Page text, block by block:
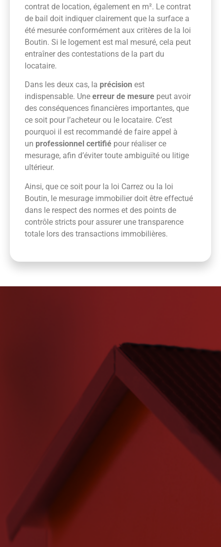
contrat de location, également en m². Le contrat
de bail doit indiquer clairement que la surface a
été mesurée conformément aux critères de la loi
Boutin. Si le logement est mal mesuré, cela peut
entraîner des contestations de la part du
locataire.
Dans les deux cas, la précision est
indispensable. Une erreur de mesure peut avoir
des conséquences financières importantes, que
ce soit pour l’acheteur ou le locataire. C’est
pourquoi il est recommandé de faire appel à
un professionnel certifié pour réaliser ce
mesurage, afin d’éviter toute ambiguïté ou litige
ultérieur.
Ainsi, que ce soit pour la loi Carrez ou la loi
Boutin, le mesurage immobilier doit être effectué
dans le respect des normes et des points de
contrôle stricts pour assurer une transparence
totale lors des transactions immobilières.